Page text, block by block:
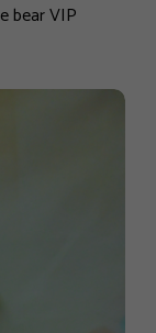
bear VIP